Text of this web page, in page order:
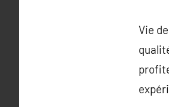
Vie